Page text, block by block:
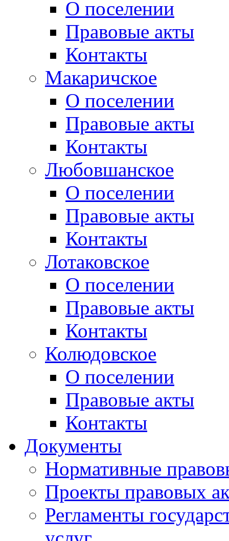
О поселении
Правовые акты
Контакты
Макаричское
О поселении
Правовые акты
Контакты
Любовшанское
О поселении
Правовые акты
Контакты
Лотаковское
О поселении
Правовые акты
Контакты
Колюдовское
О поселении
Правовые акты
Контакты
Документы
Нормативные
Проекты правовых
Регламенты